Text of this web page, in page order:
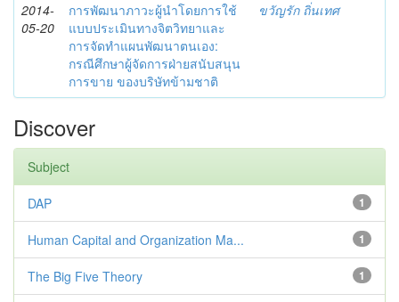
2014-
05-20
การพัฒนาภาวะผู้นำโดยการใช้
แบบประเมินทางจิตวิทยาและ
การจัดทำแผนพัฒนาตนเอง:
กรณีศึกษาผู้จัดการฝ่ายสนับสนุน
การขาย ของบริษัทข้ามชาติ
ขวัญรัก ถิ่นเทศ
Discover
Subject
1
DAP
1
Human Capital and Organization Ma...
1
The Big Five Theory